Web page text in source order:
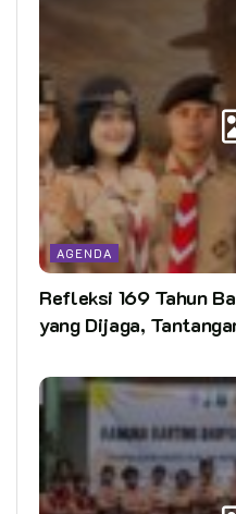
AGENDA
Refleksi 169 Tahun
yang Dijaga,